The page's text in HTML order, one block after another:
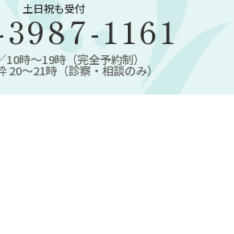
土日祝も受付
1161
10時～19時（完全予約制）
20～21時（診察・相談のみ）